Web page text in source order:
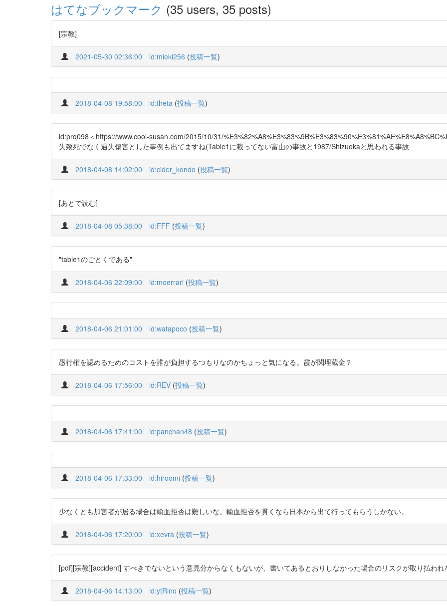
はてなブックマーク (35 users, 35 posts)
[宗教]
2021-05-30 02:36:00 id:mieki256 (投稿一覧)
2018-04-08 19:58:00 id:theta (投稿一覧)
id:prq098＜https://www.cool-susan.com/2015/10/31/
失致死でなく過失傷害とした事例も出てますね(Table1に載ってない富山の事故と1987/Shizuokaと思われる事故
2018-04-08 14:02:00 id:cider_kondo (投稿一覧)
[あとで読む]
2018-04-08 05:38:00 id:FFF (投稿一覧)
"table1のごとくである"
2018-04-06 22:09:00 id:moerrari (投稿一覧)
2018-04-06 21:01:00 id:watapoco (投稿一覧)
愚行権を認めるためのコストを誰が負担するつもりなのかちょっと気になる。霞が関埋蔵金？
2018-04-06 17:56:00 id:REV (投稿一覧)
2018-04-06 17:41:00 id:panchan48 (投稿一覧)
2018-04-06 17:33:00 id:hiroomi (投稿一覧)
少なくとも加害者が居る場合は輸血拒否は難しいな。輸血拒否を貫くなら日本から出て行ってもらうしかない。
2018-04-06 17:20:00 id:xevra (投稿一覧)
[pdf][宗教][accident] すべきでないという意見分からなくもないが、書いてあるとおりしなかった場合のリスクが取り払われ
2018-04-06 14:13:00 id:ytRino (投稿一覧)